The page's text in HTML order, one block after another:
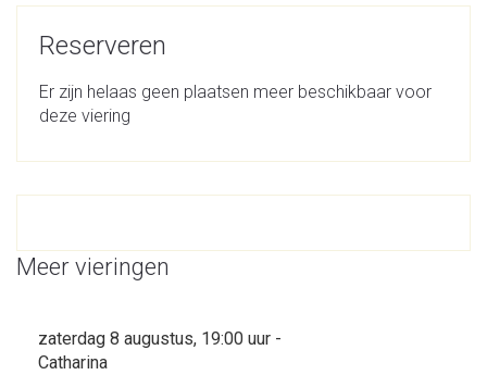
Reserveren
Er zijn helaas geen plaatsen meer beschikbaar voor
deze viering
Meer vieringen
zaterdag 8 augustus, 19:00 uur -
Catharina